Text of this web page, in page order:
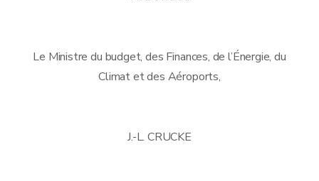
Le Ministre du budget, des Finances, de l’Énergie, du
Climat et des Aéroports,
J.-L. CRUCKE